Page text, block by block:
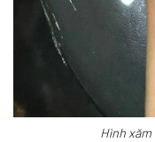
Hình